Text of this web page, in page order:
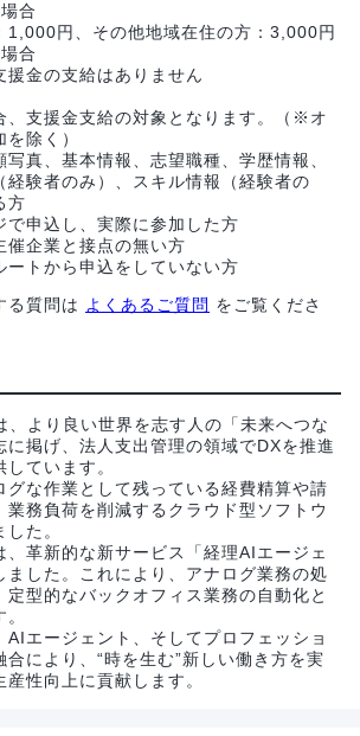
合
1,000円、その他地域在住の方：3,000円
合
援金の支給はありません
、支援金支給の対象となります。（※オ
除く）
写真、基本情報、志望職種、学歴情報、
経験者のみ）、スキル情報（経験者の
方
で申込し、実際に参加した方
催企業と接点の無い方
ートから申込をしていない方
る質問は よくあるご質問 をご覧くださ
、より良い世界を志す人の「未来へつな
に掲げ、法人支出管理の領域でDXを推進
ています。
グな作業として残っている経費精算や請
業務負荷を削減するクラウド型ソフトウ
た。
、革新的な新サービス「経理AIエージェ
ました。これにより、アナログ業務の処
定型的なバックオフィス業務の自動化と
AIエージェント、そしてプロフェッショ
により、“時を生む”新しい働き方を実
性向上に貢献します。